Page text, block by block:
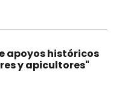
apoyos históricos
y apicultores"